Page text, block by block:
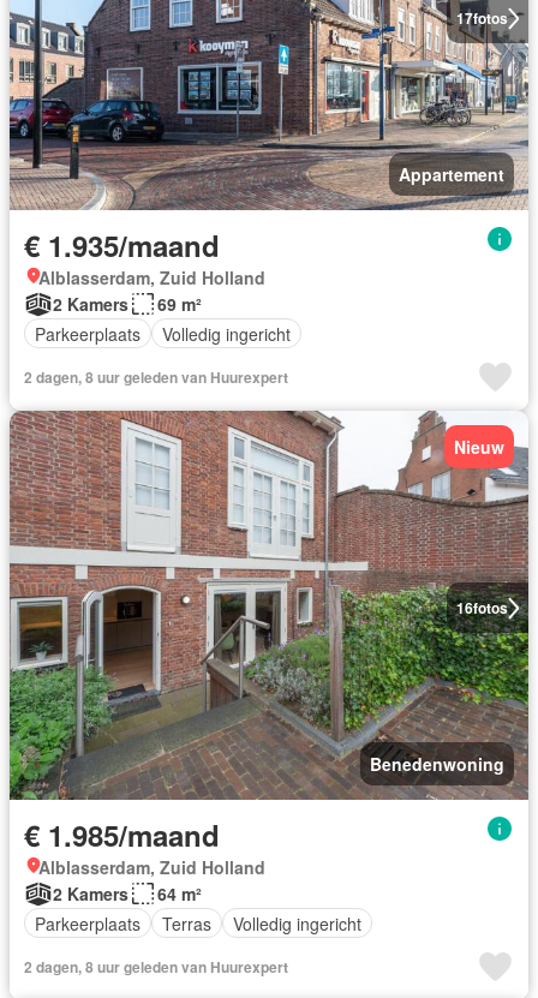
17fotos
Appartement
€ 1.935/maand
Alblasserdam, Zuid Holland
2 Kamers
69 m²
Parkeerplaats
Volledig ingericht
2 dagen, 8 uur geleden van Huurexpert
16fotos
Nieuw
Benedenwoning
€ 1.985/maand
Alblasserdam, Zuid Holland
2 Kamers
64 m²
Parkeerplaats
Terras Volledig ingericht
2 dagen, 8 uur geleden van Huurexpert